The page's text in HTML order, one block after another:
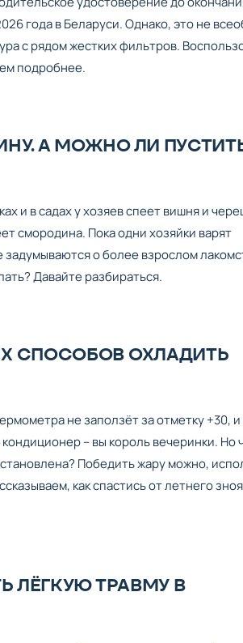
года в Беларуси. Однако, это не
с рядом жестких фильтров.
подробнее.
А МОЖНО ЛИ
и в садах у хозяев спеет вишня и
смородина. Пока одни хозяйки варят
задумываются о более взрослом
Давайте разбираться.
СПОСОБОВ ОХЛАДИТЬ
не заползёт за отметку +30, и
– вы король вечеринки. Но
Победить жару можно,
как спастись от летнего
ЛЁГКУЮ ТРАВМУ В